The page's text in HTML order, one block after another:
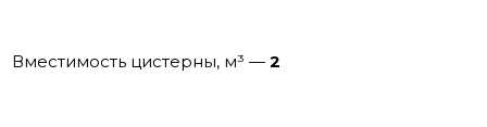
Вместимость цистерны, м³ —2